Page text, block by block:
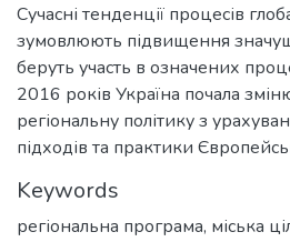
Сучасні тенденції процесів
зумовлюють підвищення
беруть участь в означених
2016 років Україна почала
регіональну політику з
підходів та практики
Keywords
регіональна програма, міська